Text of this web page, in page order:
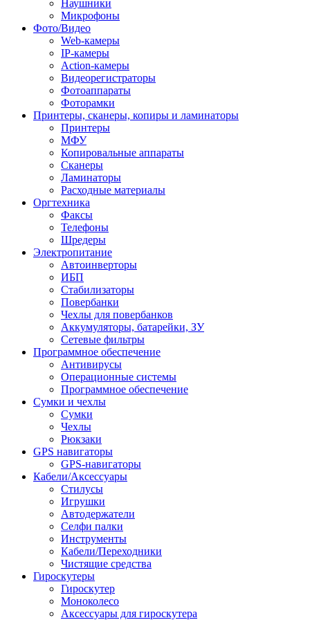
Наушники
Микрофоны
Фото/Видео
Web-камеры
IP-камеры
Action-камеры
Видеорегистраторы
Фотоаппараты
Фоторамки
Принтеры, сканеры, копиры и ламинаторы
Принтеры
МФУ
Копировальные аппараты
Сканеры
Ламинаторы
Расходные материалы
Оргтехника
Факсы
Телефоны
Шредеры
Электропитание
Автоинверторы
ИБП
Стабилизаторы
Повербанки
Чехлы для повербанков
Аккумуляторы, батарейки, ЗУ
Сетевые фильтры
Программное обеспечение
Антивирусы
Операционные системы
Программное обеспечение
Сумки и чехлы
Сумки
Чехлы
Рюкзаки
GPS навигаторы
GPS-навигаторы
Кабели/Аксессуары
Стилусы
Игрушки
Автодержатели
Селфи палки
Инструменты
Кабели/Переходники
Чистящие средства
Гироскутеры
Гироскутер
Моноколесо
Аксессуары для гироскутера